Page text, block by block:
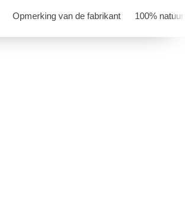
Opmerking van de fabrikant 100%